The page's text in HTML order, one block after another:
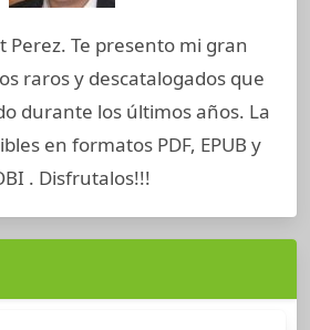
Perez. Te presento mi gran
raros y descatalogados que
durante los últimos años. La
en formatos PDF, EPUB y
. Disfrutalos!!!